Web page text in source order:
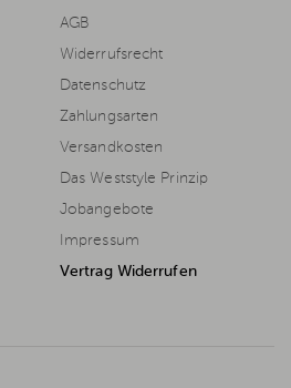
AGB
Widerrufsrecht
Datenschutz
Zahlungsarten
Versandkosten
Das Weststyle Prinzip
Jobangebote
Impressum
Vertrag Widerrufen